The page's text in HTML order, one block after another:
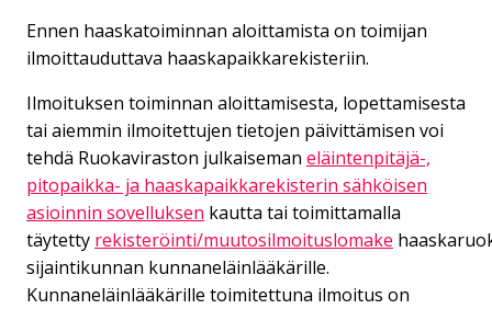
Ennen haaskatoiminnan aloittamista on toimijan
ilmoittauduttava haaskapaikkarekisteriin.
Ilmoituksen toiminnan aloittamisesta, lopettamisesta
tai aiemmin ilmoitettujen tietojen päivittämisen voi
tehdä Ruokaviraston julkaiseman eläintenpitäjä-,
pitopaikka- ja haaskapaikkarekisterin sähköisen
asioinnin sovelluksen kautta tai toimittamalla
täytetty rekisteröinti/muutosilmoituslomake
sijaintikunnan kunnaneläinlääkärille.
Kunnaneläinlääkärille toimitettuna ilmoitus on